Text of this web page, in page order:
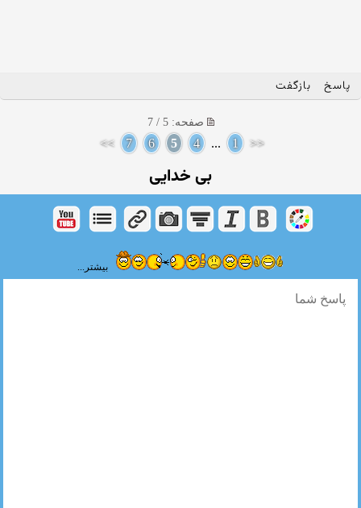
پاسخ بازگفت
صفحه: 5 / 7
<<
1
...
4
5
6
7
>>
بی خدایی
بیشتر...